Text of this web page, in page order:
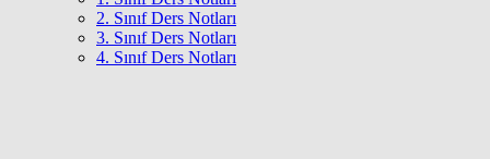
2. Sınıf Ders Notları
3. Sınıf Ders Notları
4. Sınıf Ders Notları